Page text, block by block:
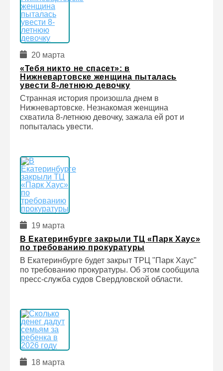
20 марта
«Тебя никто не спасет»: в
Нижневартовске женщина пыталась
увести 8-летнюю девочку
Странная история произошла днем в
Нижневартовске. Незнакомая женщина
схватила 8-летнюю девочку, зажала ей рот и
попыталась увести.
19 марта
В Екатеринбурге закрыли ТЦ «Парк Хаус»
по требованию прокуратуры
В Екатеринбурге будет закрыт ТРЦ "Парк Хаус"
по требованию прокуратуры. Об этом сообщила
пресс-служба судов Свердловской области.
18 марта